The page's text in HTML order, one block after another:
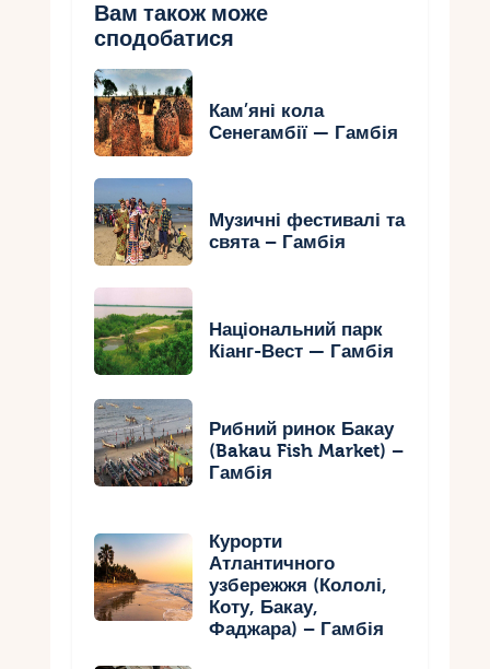
Вам також може
сподобатися
Кам’яні кола
Сенегамбії — Гамбія
Музичні фестивалі та
свята – Гамбія
Національний парк
Кіанг-Вест — Гамбія
Рибний ринок Бакау
(Bakau Fish Market) –
Гамбія
Курорти
Атлантичного
узбережжя (Кололі,
Коту, Бакау,
Фаджара) – Гамбія